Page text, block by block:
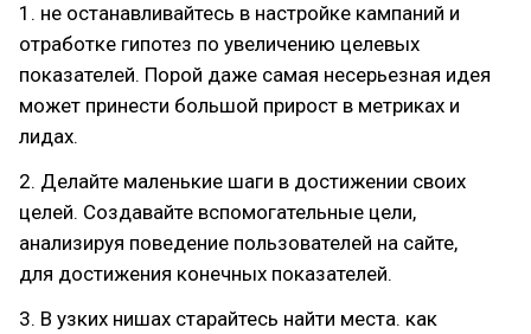
1. не останавливайтесь в настройке кампаний и
отработке гипотез по увеличению целевых
показателей. Порой даже самая несерьезная идея
может принести большой прирост в метриках и
лидах.
2. Делайте маленькие шаги в достижении своих
целей. Создавайте вспомогательные цели,
анализируя поведение пользователей на сайте,
для достижения конечных показателей.
3. В узких нишах старайтесь найти места. как